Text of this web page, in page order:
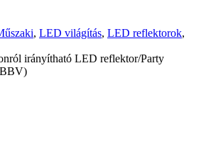
, LED világítás, LED reflektorok,
irányítható LED reflektor/Party